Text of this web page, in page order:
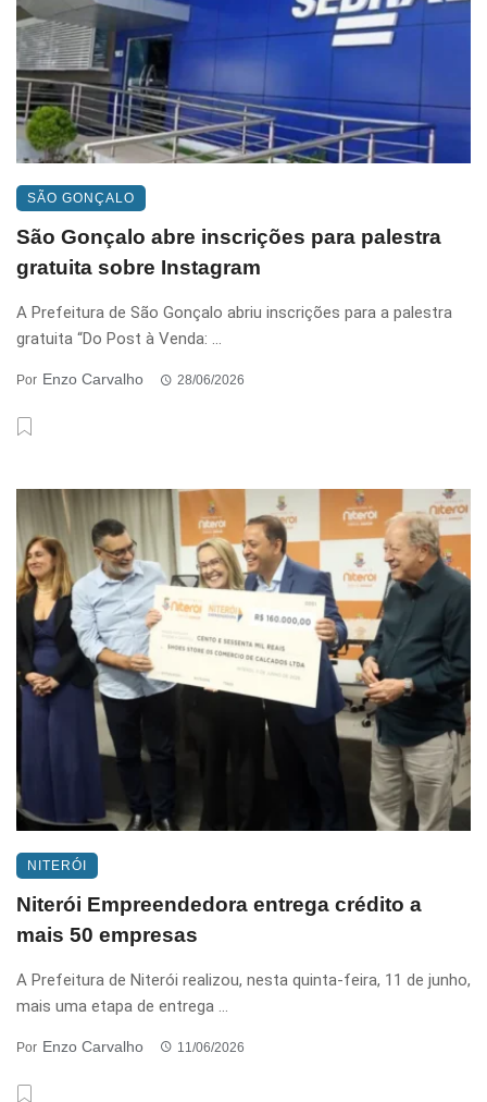
SÃO GONÇALO
São Gonçalo abre inscrições para palestra
gratuita sobre Instagram
A Prefeitura de São Gonçalo abriu inscrições para a palestra
gratuita “Do Post à Venda: ...
Por Enzo Carvalho 28/06/2026
NITERÓI
Niterói Empreendedora entrega crédito a
mais 50 empresas
A Prefeitura de Niterói realizou, nesta quinta-feira, 11 de junho,
mais uma etapa de entrega ...
Por Enzo Carvalho 11/06/2026